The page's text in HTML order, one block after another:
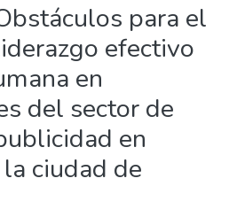
para el
efectivo
en
del sector de
en
ciudad de